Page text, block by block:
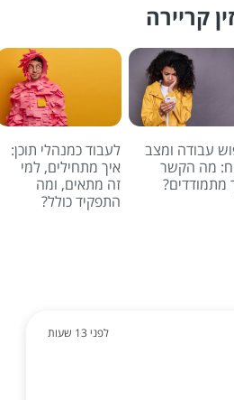
קריירה
עבודה ומצב
מה הקשר
מתמודדים?
לעבוד כמנהלי תוכן:
איך מתחילים, למי
זה מתאים, ומה
התפקיד כולל?
לפני 13 שעות